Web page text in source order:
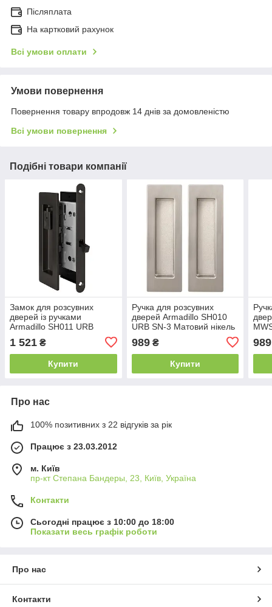
Післяплата
На картковий рахунок
Всі умови оплати
Умови повернення
Повернення товару впродовж 14 днів за домовленістю
Всі умови повернення
Подібні товари компанії
Замок для розсувних
дверей із ручками
Armadillo SH011 URB
нікель (графіт, антрацит)
1 521 ₴
Купити
Ручка для розсувних
дверей Armadillo SH010
URB SN-3 Матовий нікель
989₴
Купити
989
Про нас
100% позитивних з 22 відгуків за рік
Працює з 23.03.2012
м. Київ
пр-кт Степана Бандеры, 23, Київ, Україна
Контакти
Сьогодні працює з 10:00 до 18:00
Показати весь графік роботи
Про нас
Контакти